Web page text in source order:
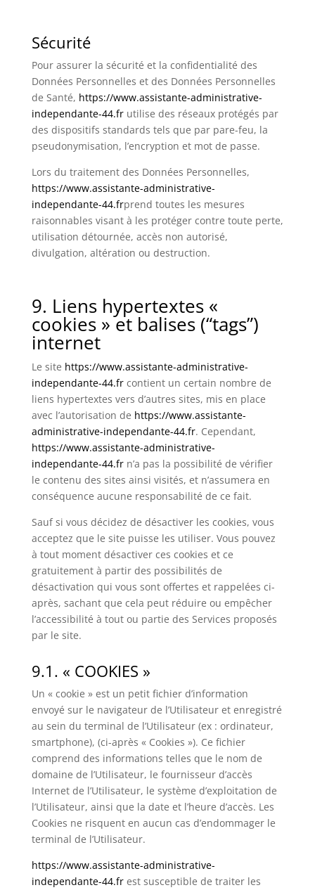
Sécurité
Pour assurer la sécurité et la confidentialité des
Données Personnelles et des Données Personnelles
de Santé, https://www.assistante-administrative-
independante-44.frutilise des réseaux protégés par
des dispositifs standards tels que par pare-feu, la
pseudonymisation, l’encryption et mot de passe.
Lors du traitement des Données Personnelles,
https://www.assistante-administrative-
independante-44.frprend toutes les mesures
raisonnables visant à les protéger contre toute perte,
utilisation détournée, accès non autorisé,
divulgation, altération ou destruction.
9. Liens hypertextes «
cookies » et balises (“tags”)
internet
Le site https://www.assistante-administrative-
independante-44.frcontient un certain nombre de
liens hypertextes vers d’autres sites, mis en place
avec l’autorisation de https://www.assistante-
administrative-independante-44.fr. Cependant,
https://www.assistante-administrative-
independante-44.frn’a pas la possibilité de vérifier
le contenu des sites ainsi visités, et n’assumera en
conséquence aucune responsabilité de ce fait.
Sauf si vous décidez de désactiver les cookies, vous
acceptez que le site puisse les utiliser. Vous pouvez
à tout moment désactiver ces cookies et ce
gratuitement à partir des possibilités de
désactivation qui vous sont offertes et rappelées ci-
après, sachant que cela peut réduire ou empêcher
l’accessibilité à tout ou partie des Services proposés
par le site.
9.1. « COOKIES »
Un « cookie » est un petit fichier d’information
envoyé sur le navigateur de l’Utilisateur et enregistré
au sein du terminal de l’Utilisateur (ex : ordinateur,
smartphone), (ci-après « Cookies »). Ce fichier
comprend des informations telles que le nom de
domaine de l’Utilisateur, le fournisseur d’accès
Internet de l’Utilisateur, le système d’exploitation de
l’Utilisateur, ainsi que la date et l’heure d’accès. Les
Cookies ne risquent en aucun cas d’endommager le
terminal de l’Utilisateur.
https://www.assistante-administrative-
independante-44.frest susceptible de traiter les